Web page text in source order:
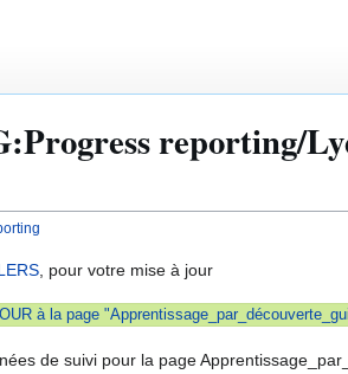
:Progress reporting/
, pour votre mise à jour
à la page
de suivi pour la page